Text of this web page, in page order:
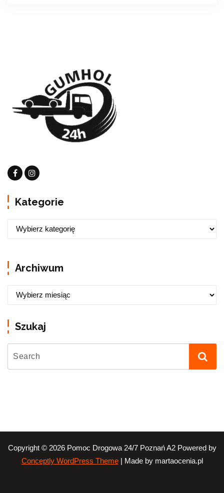
Kategorie
Archiwum
Szukaj
Copyright © 2026 Pomoc Drogowa 24/7 Poznań A2 Powered by
Conceptly WordPress Theme| Made by martaocenia.pl